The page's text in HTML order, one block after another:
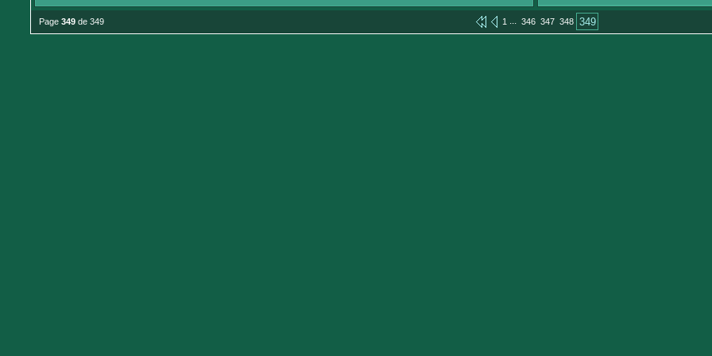
Page 349 de 349 1 ... 346 347 348 349